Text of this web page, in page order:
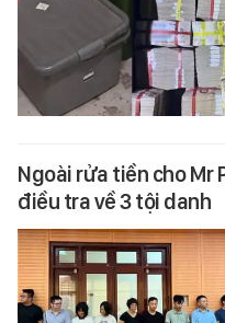
Ngoài rửa tiền cho Mr
điều tra về 3 tội danh